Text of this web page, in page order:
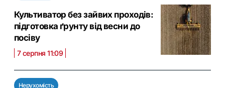
Культиватор без зайвих проходів:
підготовка ґрунту від весни до
посіву
7 серпня 11:09
Нерухомість